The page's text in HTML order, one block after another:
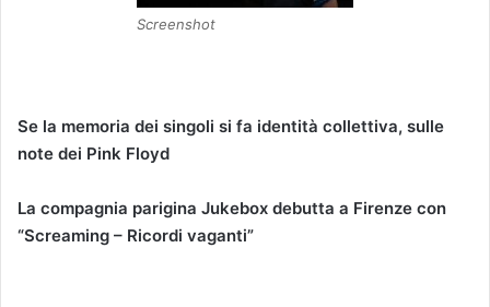
Screenshot
Se la memoria dei singoli si fa identità collettiva, sulle
note dei Pink Floyd
La compagnia parigina Jukebox debutta a Firenze con
“Screaming – Ricordi vaganti”